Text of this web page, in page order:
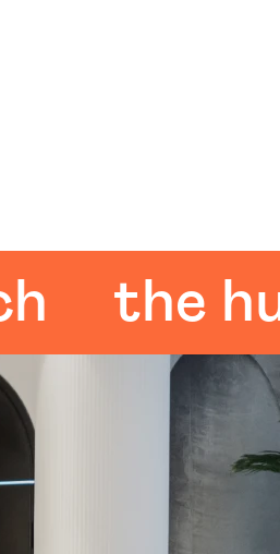
the